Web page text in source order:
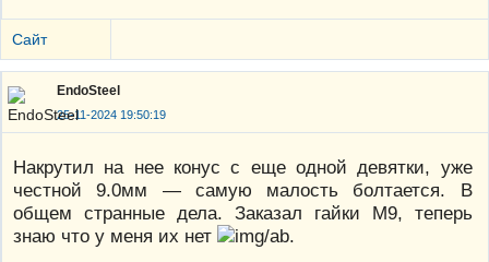
Сайт
EndoSteel
25-11-2024 19:50:19
Накрутил на нее конус с еще одной девятки, уже
честной 9.0мм — самую малость болтается. В
общем странные дела. Заказал гайки М9, теперь
знаю что у меня их нет
.